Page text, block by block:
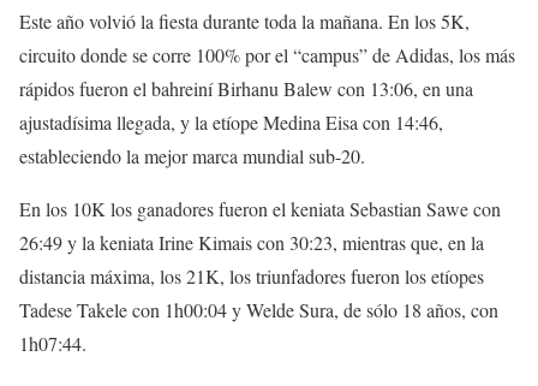
Este año volvió la fiesta durante toda la mañana. En los 5K,
circuito donde se corre 100% por el “campus” de Adidas, los más
rápidos fueron el bahreiní Birhanu Balew con 13:06, en una
ajustadísima llegada, y la etíope Medina Eisa con 14:46,
estableciendo la mejor marca mundial sub-20.
En los 10K los ganadores fueron el keniata Sebastian Sawe con
26:49 y la keniata Irine Kimais con 30:23, mientras que, en la
distancia máxima, los 21K, los triunfadores fueron los etíopes
Tadese Takele con 1h00:04 y Welde Sura, de sólo 18 años, con
1h07:44.